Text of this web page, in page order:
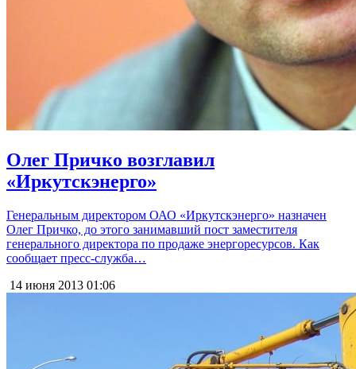
Олег Причко возглавил
«Иркутскэнерго»
Генеральным директором ОАО «Иркутскэнерго» назначен
Олег Причко, до этого занимавший пост заместителя
генерального директора по продаже энергоресурсов. Как
сообщает пресс-служба…
14 июня 2013 01:06